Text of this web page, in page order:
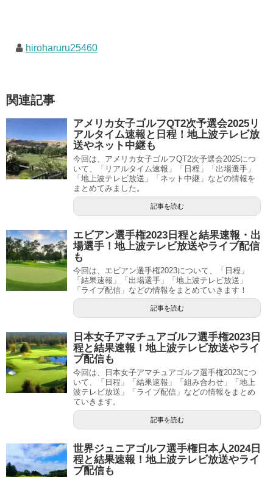
hiroharuru25460
関連記事
アメリカ女子ゴルフQT2次予選会2025リ
アルタイム速報と日程！地上波テレビ放
送やネット中継も
今回は、アメリカ女子ゴルフQT2次予選会2025につ
いて、「リアルタイム速報」「日程」「出場選手」
「地上波テレビ放送」「ネット中継」などの情報を
まとめてみました。
記事を読む
エビアン選手権2023日程と結果速報・出
場選手！地上波テレビ放送やライブ配信
も
今回は、エビアン選手権2023について、「日程」
「結果速報」「出場選手」「地上波テレビ放送」
「ライブ配信」などの情報をまとめていきます！
記事を読む
日本女子アマチュアゴルフ選手権2023日
程と結果速報！地上波テレビ放送やライ
ブ配信も
今回は、日本女子アマチュアゴルフ選手権2023につ
いて、「日程」「結果速報」「組み合わせ」「地上
波テレビ放送」「ライブ配信」などの情報をまとめ
ていきます。
記事を読む
世界ジュニアゴルフ選手権日本人2024日
程と結果速報！地上波テレビ放送やライ
ブ配信も